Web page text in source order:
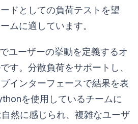
ドとしての負荷テストを望
ムに適しています。
ユーザーの挙動を定義するオ
す。分散負荷をサポートし、
インターフェースで結果を表
を使用しているチームに
然に感じられ、複雑なユーザ